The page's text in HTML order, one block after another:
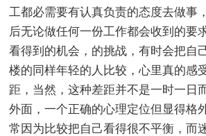
工都必需要有认真负责的态度去做事
后无论做任何一份工作都会收到的要
看得到的机会，的挑战，有时会把自
楼的同样年轻的人比较，心里真的感
距，当然，这种差距并不是一时一日
外面，一个正确的心理定位但显得格
常因为比较把自己看得很不平衡，而